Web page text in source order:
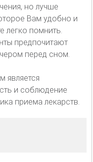
но лучше
Вам удобно и
легко помнить.
предпочитают
перед сном.
является
и соблюдение
приема лекарств.